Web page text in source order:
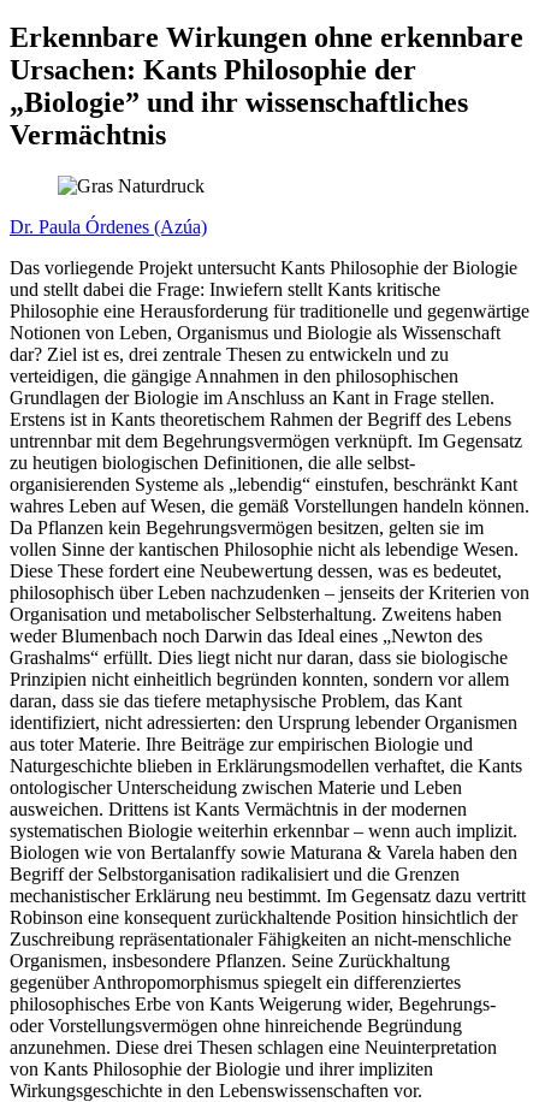
Erkennbare Wirkungen ohne erkennbare
Ursachen: Kants Philosophie der
„Biologie” und ihr wissenschaftliches
Vermächtnis
Dr. Paula Órdenes (Azúa)
Das vorliegende Projekt untersucht Kants Philosophie der Biologie
und stellt dabei die Frage: Inwiefern stellt Kants kritische
Philosophie eine Herausforderung für traditionelle und gegenwärtige
Notionen von Leben, Organismus und Biologie als Wissenschaft
dar? Ziel ist es, drei zentrale Thesen zu entwickeln und zu
verteidigen, die gängige Annahmen in den philosophischen
Grundlagen der Biologie im Anschluss an Kant in Frage stellen.
Erstens ist in Kants theoretischem Rahmen der Begriff des Lebens
untrennbar mit dem Begehrungsvermögen verknüpft. Im Gegensatz
zu heutigen biologischen Definitionen, die alle selbst-
organisierenden Systeme als „lebendig“ einstufen, beschränkt Kant
wahres Leben auf Wesen, die gemäß Vorstellungen handeln können.
Da Pflanzen kein Begehrungsvermögen besitzen, gelten sie im
vollen Sinne der kantischen Philosophie nicht als lebendige Wesen.
Diese These fordert eine Neubewertung dessen, was es bedeutet,
philosophisch über Leben nachzudenken – jenseits der Kriterien von
Organisation und metabolischer Selbsterhaltung. Zweitens haben
weder Blumenbach noch Darwin das Ideal eines „Newton des
Grashalms“ erfüllt. Dies liegt nicht nur daran, dass sie biologische
Prinzipien nicht einheitlich begründen konnten, sondern vor allem
daran, dass sie das tiefere metaphysische Problem, das Kant
identifiziert, nicht adressierten: den Ursprung lebender Organismen
aus toter Materie. Ihre Beiträge zur empirischen Biologie und
Naturgeschichte blieben in Erklärungsmodellen verhaftet, die Kants
ontologischer Unterscheidung zwischen Materie und Leben
ausweichen. Drittens ist Kants Vermächtnis in der modernen
systematischen Biologie weiterhin erkennbar – wenn auch implizit.
Biologen wie von Bertalanffy sowie Maturana & Varela haben den
Begriff der Selbstorganisation radikalisiert und die Grenzen
mechanistischer Erklärung neu bestimmt. Im Gegensatz dazu vertritt
Robinson eine konsequent zurückhaltende Position hinsichtlich der
Zuschreibung repräsentationaler Fähigkeiten an nicht-menschliche
Organismen, insbesondere Pflanzen. Seine Zurückhaltung
gegenüber Anthropomorphismus spiegelt ein differenziertes
philosophisches Erbe von Kants Weigerung wider, Begehrungs-
oder Vorstellungsvermögen ohne hinreichende Begründung
anzunehmen. Diese drei Thesen schlagen eine Neuinterpretation
von Kants Philosophie der Biologie und ihrer impliziten
Wirkungsgeschichte in den Lebenswissenschaften vor.